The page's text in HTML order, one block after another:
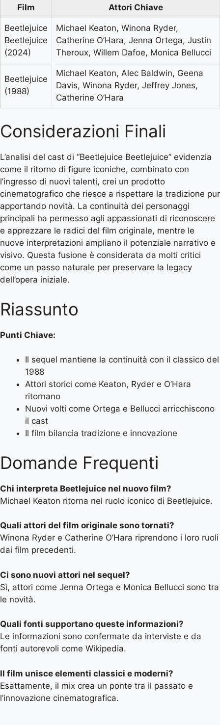
Film Attori Chiave
Beetlejuice
Beetlejuice
(2024)
Michael Keaton, Winona Ryder,
Catherine O’Hara, Jenna Ortega, Justin
Theroux, Willem Dafoe, Monica Bellucci
Beetlejuice
(1988)
Michael Keaton, Alec Baldwin, Geena
Davis, Winona Ryder, Jeffrey Jones,
Catherine O’Hara
Considerazioni Finali
L’analisi del cast di “Beetlejuice Beetlejuice” evidenzia
come il ritorno di figure iconiche, combinato con
l’ingresso di nuovi talenti, crei un prodotto
cinematografico che riesce a rispettare la tradizione pur
apportando novità. La continuità dei personaggi
principali ha permesso agli appassionati di riconoscere
e apprezzare le radici del film originale, mentre le
nuove interpretazioni ampliano il potenziale narrativo e
visivo. Questa fusione è considerata da molti critici
come un passo naturale per preservare la legacy
dell’opera iniziale.
Riassunto
Punti Chiave:
Il sequel mantiene la continuità con il classico del
1988
Attori storici come Keaton, Ryder e O’Hara
ritornano
Nuovi volti come Ortega e Bellucci arricchiscono
il cast
Il film bilancia tradizione e innovazione
Domande Frequenti
Chi interpreta Beetlejuice nel nuovo film?
Michael Keaton ritorna nel ruolo iconico di Beetlejuice.
Quali attori del film originale sono tornati?
Winona Ryder e Catherine O’Hara riprendono i loro ruoli
dai film precedenti.
Ci sono nuovi attori nel sequel?
Sì, attori come Jenna Ortega e Monica Bellucci sono tra
le novità.
Quali fonti supportano queste informazioni?
Le informazioni sono confermate da interviste e da
fonti autorevoli come Wikipedia.
Il film unisce elementi classici e moderni?
Esattamente, il mix crea un ponte tra il passato e
l’innovazione cinematografica.